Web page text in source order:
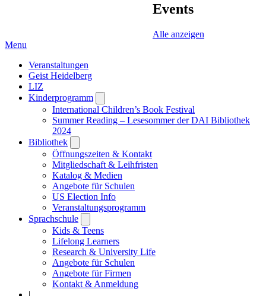
Events
Alle anzeigen
Menu
Veranstaltungen
Geist Heidelberg
LIZ
Kinderprogramm
submenu
International Children’s Book Festival
Summer Reading – Lesesommer der DAI Bibliothek
2024
Bibliothek
submenu
Öffnungszeiten & Kontakt
Mitgliedschaft & Leihfristen
Katalog & Medien
Angebote für Schulen
US Election Info
Veranstaltungsprogramm
Sprachschule
submenu
Kids & Teens
Lifelong Learners
Research & University Life
Angebote für Schulen
Angebote für Firmen
Kontakt & Anmeldung